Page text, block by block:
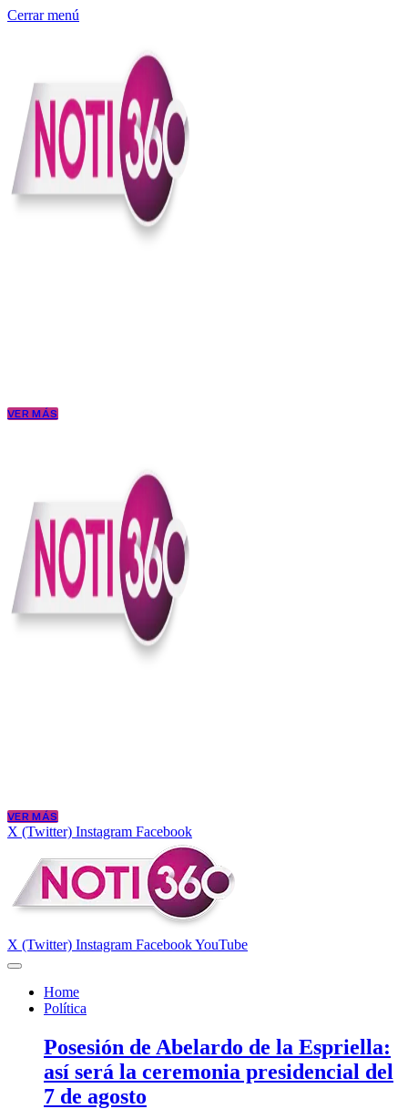
Cerrar menú
VER MÁS
VER MÁS
X (Twitter) Instagram Facebook
X (Twitter) Instagram FacebookYouTube
Home
Política
Posesión de Abelardo de la Espriella:
así será la ceremonia presidencial del
7 de agosto